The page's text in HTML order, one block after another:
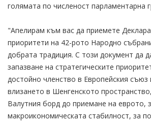
голямата по численост парламентарна
"Апелирам към вас да приемете
приоритети на 42-рото Народно
добрата традиция. С този документ да
запазване на стратегическите
достойно членство в Европейския
влизането в Шенгенското
Валутния борд до приемане на еврото,
макроикономическата стабилност, за